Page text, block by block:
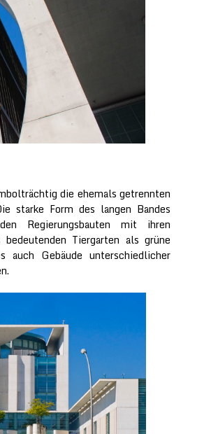
die ehemals getrennten
starke Form des langen Bandes
Regierungsbauten mit ihren
Tiergarten als grüne
Gebäude unterschiedlicher